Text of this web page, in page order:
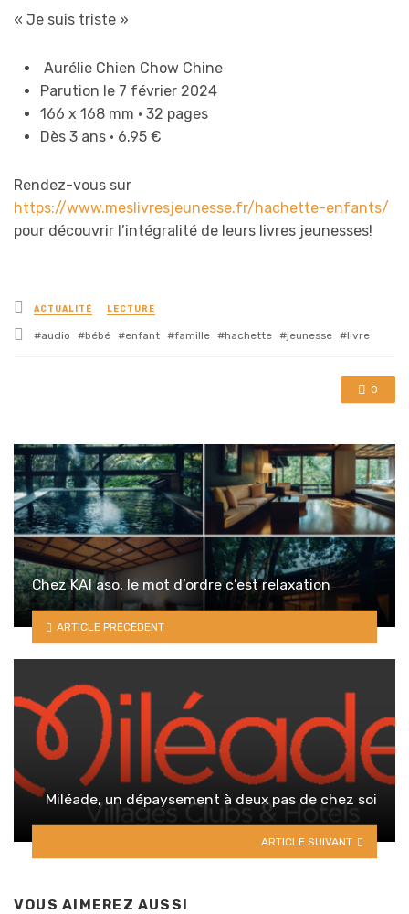
« Je suis triste »
Aurélie Chien Chow Chine
Parution le 7 février 2024
166 x 168 mm • 32 pages
Dès 3 ans • 6.95 €
Rendez-vous sur
https://www.meslivresjeunesse.fr/hachette-enfants/
pour découvrir l’intégralité de leurs livres jeunesses!
Posted
in
ACTUALITÉ LECTURE
Tagged
audio bébé enfant famille hachette jeunesse livre
0
Chez KAI aso, le mot d’ordre c’est relaxation
ARTICLE PRÉCÉDENT
Miléade, un dépaysement à deux pas de chez soi
ARTICLE SUIVANT
VOUS AIMEREZ AUSSI